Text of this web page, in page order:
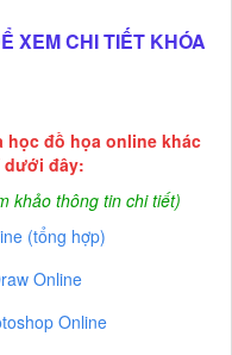
XEM CHI TIẾT KHÓA
học đồ họa online khác
dưới đây:
khảo thông tin chi tiết)
(tổng hợp)
Online
Online